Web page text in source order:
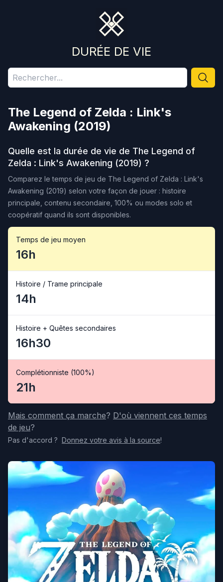
DURÉE DE VIE
The Legend of Zelda : Link's
Awakening (2019)
Quelle est la durée de vie de The Legend of
Zelda : Link's Awakening (2019) ?
Comparez le temps de jeu de The Legend of Zelda : Link's
Awakening (2019) selon votre façon de jouer : histoire
principale, contenu secondaire, 100% ou modes solo et
coopératif quand ils sont disponibles.
Temps de jeu moyen
16h
Histoire / Trame principale
14h
Histoire + Quêtes secondaires
16h30
Complétionniste (100%)
21h
Mais comment ça marche? D'où viennent ces temps
de jeu?
Pas d'accord ? Donnez votre avis à la source!